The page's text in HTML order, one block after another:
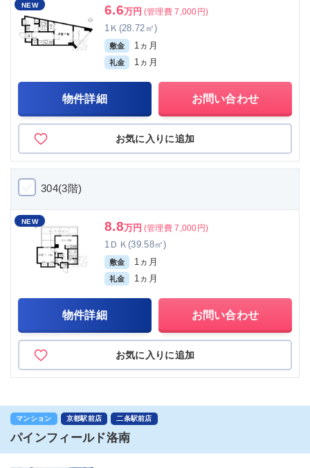
NEW 6.6万円 (管理費 7,000円)
1Ｋ(28.72㎡)
敷金 1ヵ月
礼金 1ヵ月
物件詳細 お問い合わせ
お気に入りに追加
304(3階)
NEW 8.8万円 (管理費 7,000円)
1ＤＫ(39.58㎡)
敷金 1ヵ月
礼金 1ヵ月
物件詳細 お問い合わせ
お気に入りに追加
マンション 京都駅前店 二条駅前店
パインフィールド洛南